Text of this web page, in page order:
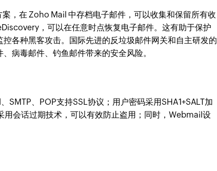
，在 Zoho Mail 中存档电子邮件，可以收集和保留所有收
，可以在任意时点恢复电子邮件。这有助于保护
各种黑客攻击。国际先进的反垃圾邮件网关和自主研发的
病毒邮件、钓鱼邮件带来的安全风险。
、POP支持SSL协议；用户密码采用SHA1+SALT加
用会话过期技术，可以有效防止盗用；同时，Webmail设